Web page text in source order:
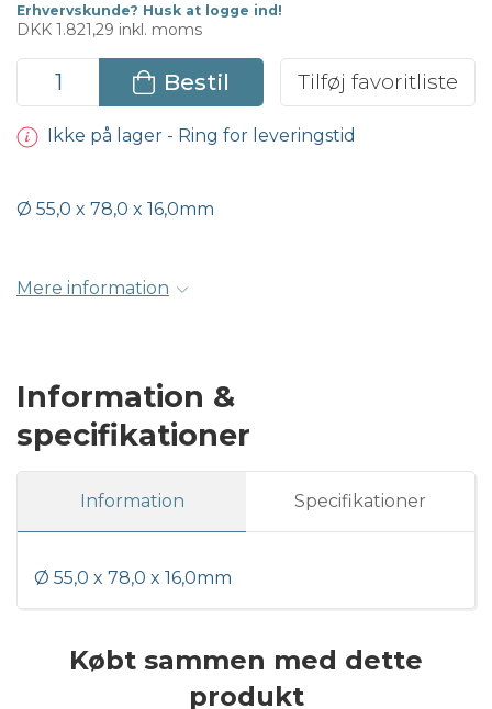
Erhvervskunde? Husk at logge ind!
DKK 1.821,29 inkl. moms
Bestil Tilføj favoritliste
Ikke på lager - Ring for leveringstid
Ø 55,0 x 78,0 x 16,0mm
Mere information
Information &
specifikationer
Information Specifikationer
Ø 55,0 x 78,0 x 16,0mm
Købt sammen med dette
produkt